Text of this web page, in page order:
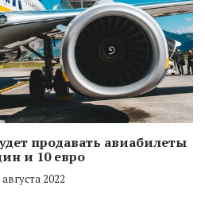
продавать авиабилеты
и 10 евро
августа 2022